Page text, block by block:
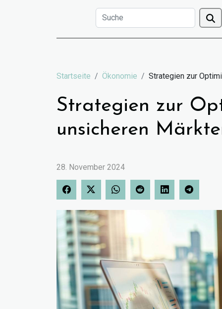
Startseite Ökonomie Strategien zur
Strategien zur
unsicheren
28. November 2024